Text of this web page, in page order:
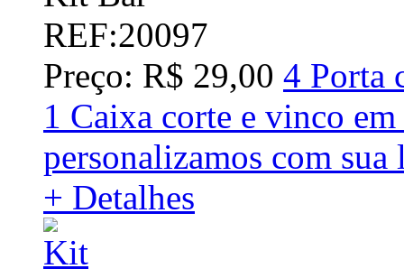
REF:20097
Preço: R$ 29,00 4 Porta
1 Caixa corte e vinco
personalizamos com
+ Detalhes